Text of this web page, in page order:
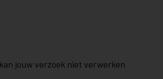
jouw verzoek niet verwerken